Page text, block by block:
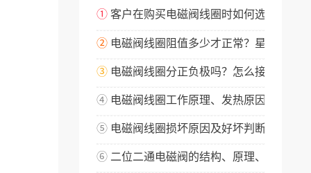
① 客户在购买电磁阀线圈时如何选型？
② 电磁阀线圈阻值多少才正常？星宇科普！
③ 电磁阀线圈分正负极吗？怎么接线？
④ 电磁阀线圈工作原理、发热原因、磁力
⑤ 电磁阀线圈损坏原因及好坏判断方法
⑥ 二位二通电磁阀的结构、原理、选择和